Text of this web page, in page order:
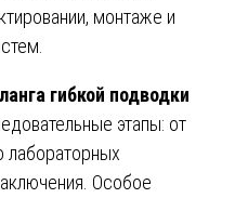
монтаже и
гибкой подводки
этапы: от
лабораторных
Особое